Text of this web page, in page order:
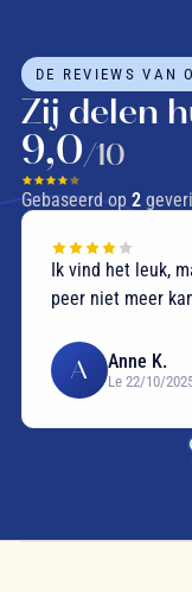
DE REVIEWS VAN
Zij delen
9,0/10
Gebaseerd op 2
Ik vind het leuk,
peer niet meer
A Anne K.
Le 22/10/